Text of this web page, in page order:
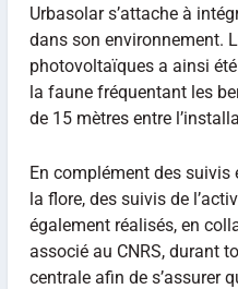
Urbasolar s’attache à
dans son environnement.
photovoltaïques a ainsi
la faune fréquentant les
de 15 mètres entre
En complément des
la flore, des suivis de
également réalisés, en
associé au CNRS, durant
centrale afin de s’assurer